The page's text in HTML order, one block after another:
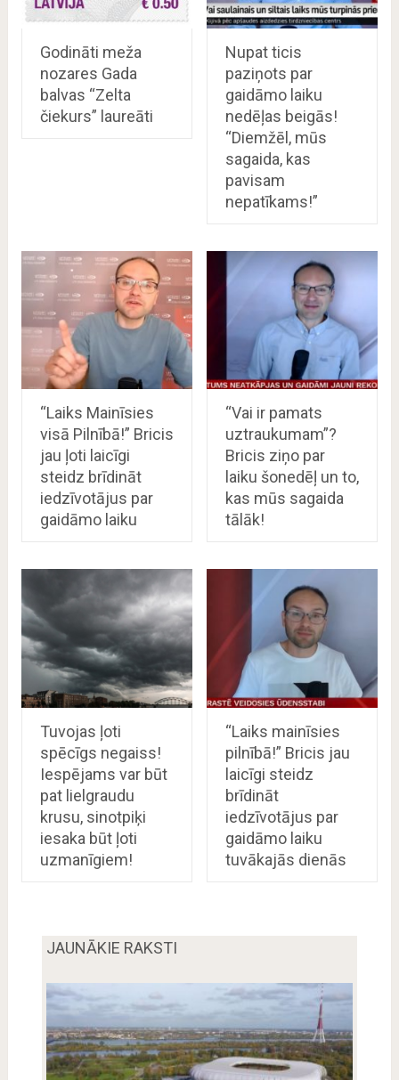
Godināti meža
nozares Gada
balvas “Zelta
čiekurs” laureāti
Nupat ticis
paziņots par
gaidāmo laiku
nedēļas beigās!
“Diemžēl, mūs
sagaida, kas
pavisam
nepatīkams!”
“Laiks Mainīsies
visā Pilnībā!” Bricis
jau ļoti laicīgi
steidz brīdināt
iedzīvotājus par
gaidāmo laiku
“Vai ir pamats
uztraukumam”?
Bricis ziņo par
laiku šonedēļ un to,
kas mūs sagaida
tālāk!
Tuvojas ļoti
spēcīgs negaiss!
Iespējams var būt
pat lielgraudu
krusu, sinotpiķi
iesaka būt ļoti
uzmanīgiem!
“Laiks mainīsies
pilnībā!” Bricis jau
laicīgi steidz
brīdināt
iedzīvotājus par
gaidāmo laiku
tuvākajās dienās
JAUNĀKIE RAKSTI